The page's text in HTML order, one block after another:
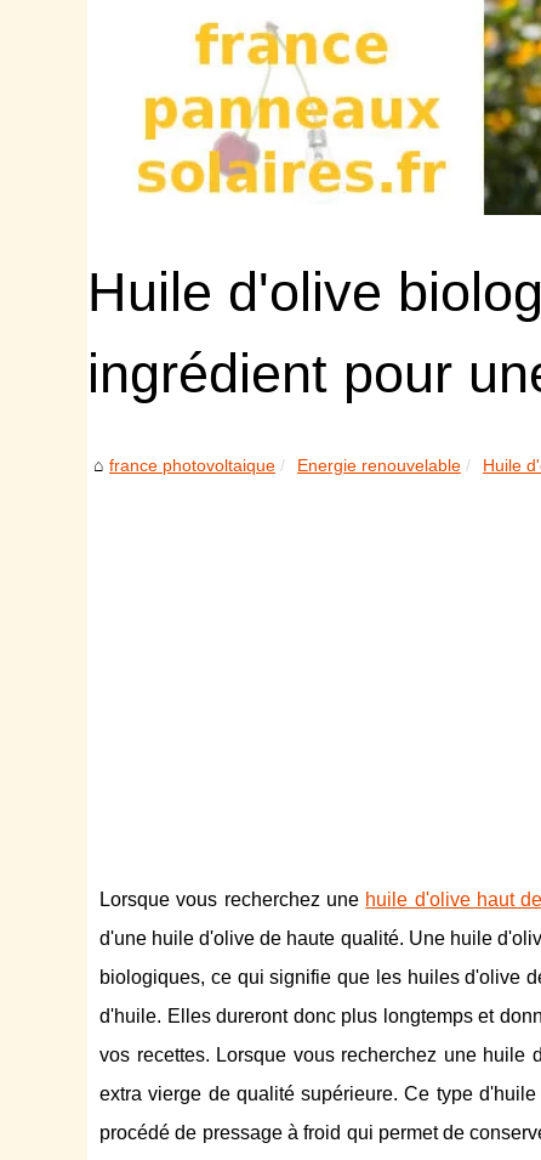
Huile d'olive
ingrédient pour
france photovoltaique Energie renouvelable Huile
Lorsque vous recherchez une huile d'olive haut
d'une huile d'olive de haute qualité. Une huile
biologiques, ce qui signifie que les huiles d'olive
d'huile. Elles dureront donc plus longtemps et
vos recettes. Lorsque vous recherchez une
extra vierge de qualité supérieure. Ce type
procédé de pressage à froid qui permet de